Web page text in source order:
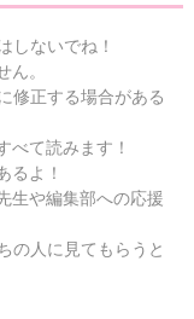
しないでね！
。
修正する場合がある
て読みます！
るよ！
や編集部への応援
人に見てもらうと